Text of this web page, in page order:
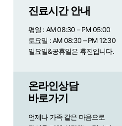
진료시간 안내
평일 : AM 08:30 – PM 05:00
토요일 : AM 08:30 – PM 12:30
일요일&공휴일은 휴진입니다.
온라인상담
바로가기
언제나 가족 같은 마음으로